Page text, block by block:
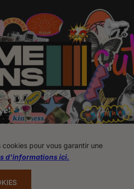
cookies pour vous garantir une
d'informations ici.